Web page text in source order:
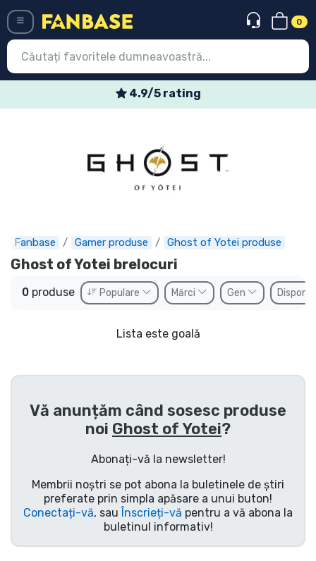
0
4.9/5 rating
Fanbase Gamer produse Ghost of Yotei produse
Ghost of Yotei brelocuri
0 produse Populare Mărci Gen
Lista este goală
Vă anunțăm când sosesc produse
noi Ghost of Yotei?
Abonați-vă la newsletter!
Membrii noștri se pot abona la buletinele de știri
preferate prin simpla apăsare a unui buton!
Conectați-vă, sauÎnscrieți-vă pentru a vă abona la
buletinul informativ!
Precomenzi
Outlet produse
Sortare după filme
Sortare după Anime
Sortare după jocuri